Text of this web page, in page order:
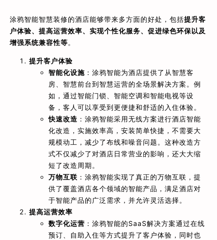
涂鸦智能智慧装修的酒店能够带来多方面的好处，包括提升客
户体验、提高运营效率、实现个性化服务、促进绿色环保以及
增强系统兼容性等。
提升客户体验
智能化设施 ：涂鸦智能为酒店提供了从智慧客
房、智慧前台到智慧运营的全场景解决方案。例
如，通过智能门锁、智能空调和智能电视等设
备，客人可以享受到更便捷和舒适的入住体验。
快速改造 ：涂鸦智能采用无线方案进行酒店智能
化改造，实施效率高，安装简单快捷，不需要大
规模动工，减少了布线和噪音问题。这种改造方
式不仅减少了对酒店日常营业的影响，还大大缩
短了改造周期。
万物互联 ：涂鸦智能实现了真正的万物互联，提
供了覆盖酒店各个领域的智能产品，满足酒店对
于智能产品的广泛需求，并允许灵活选择。
提高运营效率
数字化运营 ：涂鸦智能的SaaS解决方案通过在线
预订、自助入住等方式提升了客户体验，同时也